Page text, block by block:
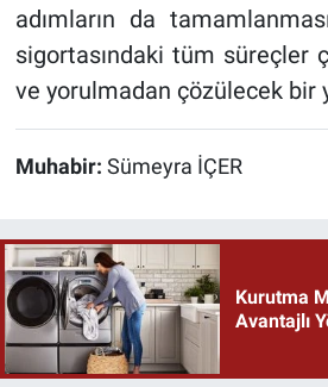
adımların da
sigortasındaki tüm süreçler
ve yorulmadan çözülecek bir
Muhabir: Sümeyra İÇER
Kurutma
Avantajlı